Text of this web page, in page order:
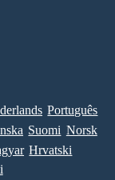
Português
Suomi Norsk
Hrvatski